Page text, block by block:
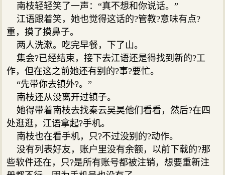
南枝轻轻笑了一声：“真不想和你说话。”
江语跟着笑，她也觉得这话的?管教?意味有点?
重，摸了摸鼻子。
两人洗漱。吃完早餐，下了山。
集会?已经结束，接下去江语还是得找到新的?工
作，但在这之前她还有别的?事?要忙。
“先带你去镇外?。”
南枝还从没离开过镇子。
她得带着南枝去找秦云吴昊他们看看，然后?在四
处逛逛，江语拿起?手机。
南枝也在看手机，只?不过没别的?动作。
没有列表好友，账户里没有余额，以前下载的?那
些软件还在，只?是所有账号都被注销，想要重新注